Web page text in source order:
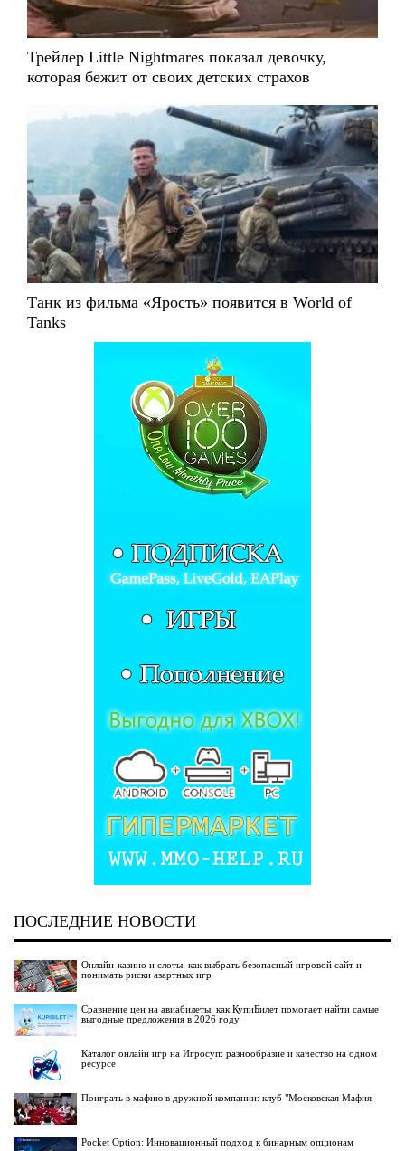
Трейлер Little Nightmares показал девочку,
которая бежит от своих детских страхов
Танк из фильма «Ярость» появится в World of
Tanks
ПОСЛЕДНИЕ НОВОСТИ
Онлайн-казино и слоты: как выбрать безопасный игровой сайт и
понимать риски азартных игр
Сравнение цен на авиабилеты: как КупиБилет помогает найти самые
выгодные предложения в 2026 году
Каталог онлайн игр на Игросуп: разнообразие и качество на одном
ресурсе
Поиграть в мафию в дружной компании: клуб "Московская Мафия
Pocket Option: Инновационный подход к бинарным опционам